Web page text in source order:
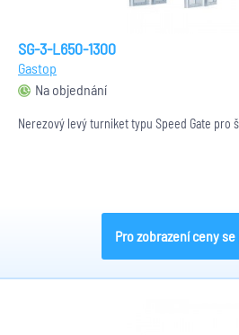
SG-3-L650-1300
Gastop
Na objednání
Nerezový levý turniket typu Speed Gate pro
Pro zobrazení ceny